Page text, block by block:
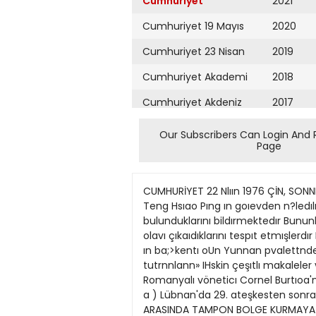
Cumhuriyet 19 Mayıs
Cumhuriyet 23 Nisan
Cumhuriyet Akademi
Cumhuriyet Akdeniz
Cumhuriyet Alışveriş
Cumhuriyet Ankara
Cumhuriyet Büyük
Taaruz
Cumhuriyet
Cumartesi
Cumhuriyet Çevre
2020
2019
2018
2017
2016
2015
2013
2012
2011
2010
2009
Our Subscribers Can Login And
Page
CUMHURİYET 22 Nlıın 1976 ÇİN, SONNENFELDT DOKTRiNiNi REDDETTIGINİ AÇIKLADI PEKİN Yeni Çm Haber Ajansı eski Başbakan Yardımfisı Teng Hsıao Pıng ın goıevden n?ledılme<;mı desteklıyen \UT bmlerce gencın ulkenm çeşıtlı kpntlermde Mao ya bağlılık gnsterısınde bulunduklarını bildırmektedır Bununla beraber vabancı gO7lemciler bazı kentlerde Teng tarafhsı ola:ak bılınen revızyonıst unsurlann olavı çıkaıdıklarını tespıt etmışlerdır Bu olaylardan bıri Kuıımmg de <erevan etmı>; ve pn a? bır kışınln olümıiyle sonutlanmıstır KunmınK ın ba;>kentı oUn Yunnan pvalettnde Teng'e vakınlıklaıı ılp tanman polıtıkirı lara karsı da yoğun bır kampanya açılmı^tıı shetlerin tutrnnlann» IHskin çeşıtlı makaleler ve IJUMII ozc'leıı yoluyla açıklanrnıstır Yenı Çin Ajansı Yufroslavva Devlet Baskanı Mareşal Tıtoııun ve Romanyalı vöneticı Cornel Burtıoa'nm, Kıssınger'in yardıını cısı Sonnenfeldt'ın Rörüşlennp ihşkın pleştırılerınden ımın ımın soz etmiştlr (a a ) Lübnan'da 29. ateşkesten sonraki çarpışmalarda 113 kişi öldü BEYRUTTA FıLiSTıN KURTULUŞ ORDUSU HIR1ST1YAN VE MUSLUMANLAR ARASINDA TAMPON BOLGE KURMAYA ÇALIŞIYOR len "' ateşkesten sonıa nıevd» p na E ltn şlririetlı VP yoftun çar pnmalarda İH klşının daha ol dügtı açıklannııştır Bu agır bılam.o>a ragnıpn Lul nan sorununa kahcı bır (,omn hıılnhılıııek ıçm <,ıba gosteren I lısttn Surı\e I ubnan kanıı komısyonu itp« psın siırdıiru mesi lçln çalışmıüarına devam et mektedır CarpıtjAn hırıMıyan \P mualUmanların arasına Bev rut'un «Müze' kesiminde M I lestırilen Fılıstln Kurtuluş Ordu sunıın Şıah Ayn Ramaneh VP Bevrut'un eskı kesimlnde de ta raflar arasında bır tampon boljre kuracagi öğrenılmı^tir Bu ara da Hırıstı^an ve Müslümanların Bt YRl T Lühnan da 11 ın PCII KİSSINGER AFRİKÂ GE2ISI DÖNUŞÜNDE PARIS'E UĞRAYACAK \\\MU\(.rON VVashınfr londakı ıvı haber alan bır kav naklan ogıenıldığıne Rcıre AK1) Dışışleri Bakanı Ilenrv Ktssın Eet Afrıka ülkplerı gezısındPn Wa«hınq'ion a donprken Pans p URinjnrak VP huıada Valpıv d Estaıng ı]p Rrtrüşecektır Hifta sonunda bnçok \fııkı ülkesını kap^a^rtii bır ge7lvp ba^ lıyacnk nlan Kıssıngpt Fraıısa fi / mayıs taı ıhlerın dp Ndirobi'de B M tıcaret ıktı • H \ı kalkmmn St konfpransınd ı vaparağı konuşnıadan bırkaç gün sonra zharet edecektır AKD Dışıslpn Rakinının m a retındrn sonra Pransa Devlet Baskanı ABI) ne 18 ıııayısta baş.Iı \arak bir zıvarettp bulunacaktır KıssniReı ııı Paııs te vapaıağı go ruyııelenn ıçerığı konıısunda lılç bır auklama vapılmamıstır Bu nunla hıılıkte Bo?lpnırılpr Ta ris gortismelerindc LUbnan soru